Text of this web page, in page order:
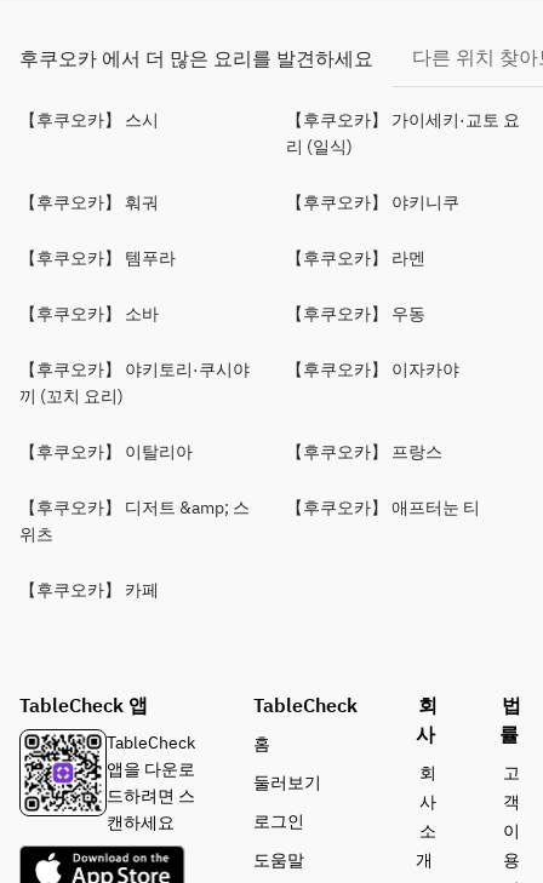
후쿠오카 에서 더 많은 요리를 발견하세요 다른 위치 찾
【후쿠오카】 스시
【후쿠오카】 가이세키·교토 요
리 (일식)
【후쿠오카】 훠궈 【후쿠오카】 야키니쿠
【후쿠오카】 템푸라 【후쿠오카】 라멘
【후쿠오카】 소바 【후쿠오카】 우동
【후쿠오카】 야키토리·쿠시야
끼 (꼬치 요리)
【후쿠오카】 이자카야
【후쿠오카】 이탈리아 【후쿠오카】 프랑스
【후쿠오카】 디저트 &amp; 스
위츠
【후쿠오카】 애프터눈 티
【후쿠오카】 카페
TableCheck 앱
TableCheck
앱을 다운로
드하려면 스
캔하세요
TableCheck
홈
둘러보기
로그인
도움말
회
사
회
사
소
개
법
률
고
객
이
용